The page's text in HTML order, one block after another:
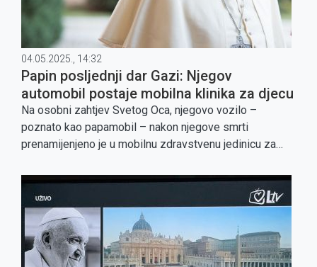
04.05.2025., 14:32
Papin posljednji dar Gazi: Njegov
automobil postaje mobilna klinika za djecu
Na osobni zahtjev Svetog Oca, njegovo vozilo –
poznato kao papamobil – nakon njegove smrti
prenamijenjeno je u mobilnu zdravstvenu jedinicu za